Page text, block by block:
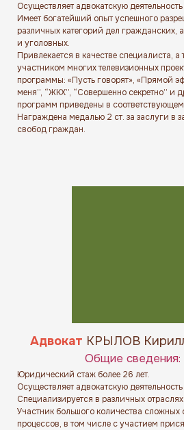
Юридический стаж более 26 лет.
Осуществляет адвокатскую деятельность
Специализируется в различных
Участник большого количества сложных
процессов, в том числе с участием
Осуществляет адвокатскую
Имеет богатейший опыт успешного
различных категорий дел гражданских,
и уголовных.
Привлекается в качестве специалиста, а
участником многих телевизионных
программы: «Пусть говорят», «Прямой
меня”, “ЖКХ”, “Совершенно секретно” и
программ приведены в соответствующем
Награждена медалью 2 ст. за заслуги в
свобод граждан.
Общие сведения:
Адвокат КРЫЛОВ